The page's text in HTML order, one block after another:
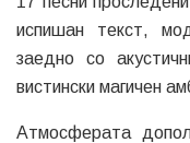
испишан текст,
заедно со
вистински магичен
Атмосферата